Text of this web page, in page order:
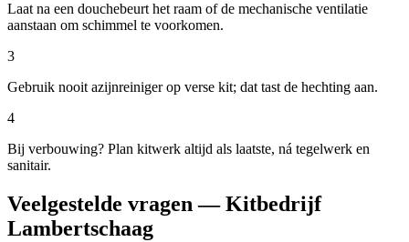
Laat na een douchebeurt het raam of de mechanische ventilatie
aanstaan om schimmel te voorkomen.
3
Gebruik nooit azijnreiniger op verse kit; dat tast de hechting aan.
4
Bij verbouwing? Plan kitwerk altijd als laatste, ná tegelwerk en
sanitair.
Veelgestelde vragen — Kitbedrijf
Lambertschaag